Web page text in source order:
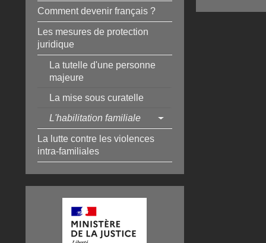
Comment devenir français ?
Les mesures de protection
juridique
La tutelle d'une personne
majeure
La mise sous curatelle
L'habilitation familiale
La lutte contre les violences
intra-familiales